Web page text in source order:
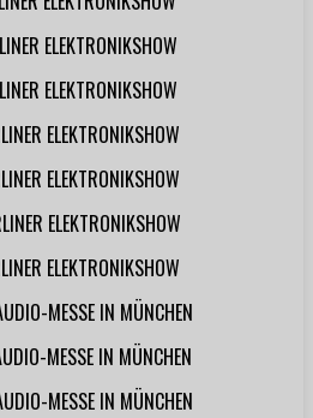
ELEKTRONIKSHOW
ELEKTRONIKSHOW
ELEKTRONIKSHOW
ELEKTRONIKSHOW
ELEKTRONIKSHOW
ELEKTRONIKSHOW
MESSE IN MÜNCHEN
MESSE IN MÜNCHEN
MESSE IN MÜNCHEN